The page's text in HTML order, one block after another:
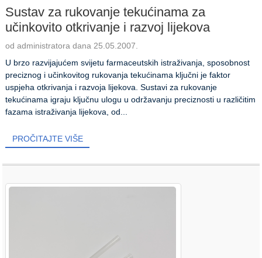
Sustav za rukovanje tekućinama za
učinkovito otkrivanje i razvoj lijekova
od administratora dana 25.05.2007.
U brzo razvijajućem svijetu farmaceutskih istraživanja, sposobnost
preciznog i učinkovitog rukovanja tekućinama ključni je faktor
uspjeha otkrivanja i razvoja lijekova. Sustavi za rukovanje
tekućinama igraju ključnu ulogu u održavanju preciznosti u različitim
fazama istraživanja lijekova, od...
PROČITAJTE VIŠE